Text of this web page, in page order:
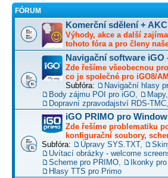
FÓRUM
Komerční sdělení +
Výhody, akce a další
tohoto fóra a pro členy
Navigační software iGO
Zde řešíme všeobecnou
co je společné pro iGO8/
Subfóra:
Navigační hlasy
Body zájmu POI pro iGO
Dopravní zpravodajství RDS-TMC
iGO PRIMO pro
Zde řešíme problematiku
konfigurační soubory,
Subfóra:
Úpravy SYS.TXT,
Uvítací obrázky - welcome
Scheme pro PRIMO
Ikonky
Hlasy TTS pro Primo